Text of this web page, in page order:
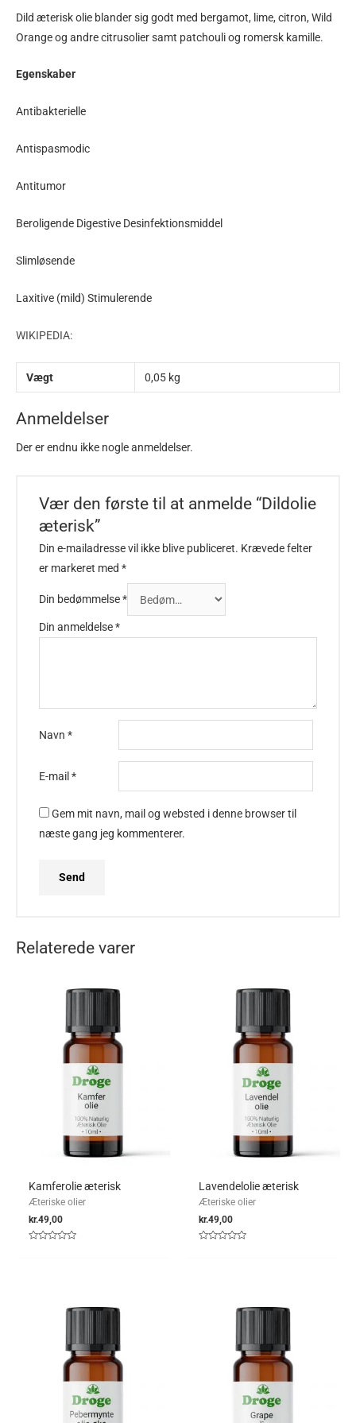
Dild æterisk olie blander sig godt med bergamot, lime, citron, Wild
Orange og andre citrusolier samt patchouli og romersk kamille.
Egenskaber
Antibakterielle
Antispasmodic
Antitumor
Beroligende Digestive Desinfektionsmiddel
Slimløsende
Laxitive (mild) Stimulerende
WIKIPEDIA:
Vægt 0,05 kg
Anmeldelser
Der er endnu ikke nogle anmeldelser.
Vær den første til at anmelde “Dildolie
æterisk”
Din e-mailadresse vil ikke blive publiceret. Krævede felter
er markeret med*
Din bedømmelse*
Din anmeldelse*
Navn*
E-mail*
Gem mit navn, mail og websted i denne browser til
næste gang jeg kommenterer.
Relaterede varer
Kamferolie æterisk
Æteriske olier
kr.49,00
Lavendelolie æterisk
Æteriske olier
kr.49,00